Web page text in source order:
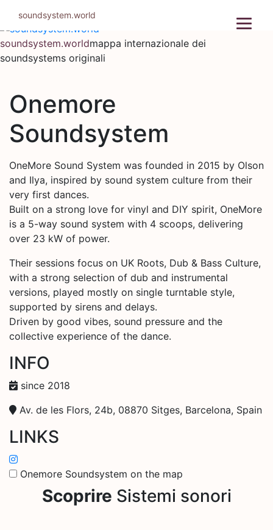
contenuto
soundsystem.worldmappa internazionale dei
soundsystems originali
Onemore
Soundsystem
OneMore Sound System was founded in 2015 by Olson
and Ilya, inspired by sound system culture from their
very first dances.
Built on a strong love for vinyl and DIY spirit, OneMore
is a 5-way sound system with 4 scoops, delivering
over 23 kW of power.
Their sessions focus on UK Roots, Dub & Bass Culture,
with a strong selection of dub and instrumental
versions, played mostly on single turntable style,
supported by sirens and delays.
Driven by good vibes, sound pressure and the
collective experience of the dance.
INFO
since 2018
Av. de les Flors, 24b, 08870 Sitges, Barcelona, Spain
LINKS
Onemore Soundsystem on the map
Scoprire Sistemi sonori
soundsystem.world